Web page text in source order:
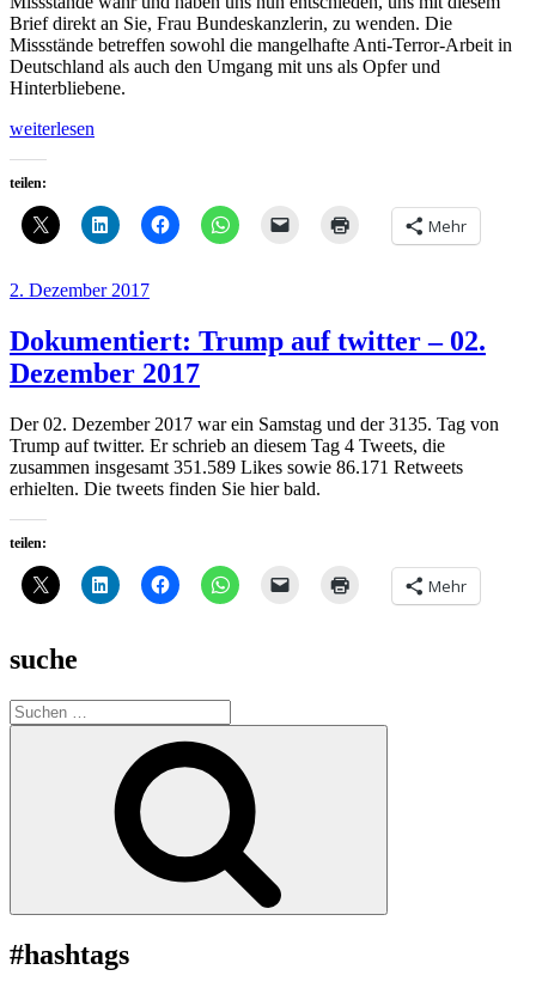
Brief direkt an Sie, Frau Bundeskanzlerin, zu wenden. Die
Missstände betreffen sowohl die mangelhafte Anti-Terror-Arbeit in
Deutschland als auch den Umgang mit uns als Opfer und
Hinterbliebene.
„Offener
Opferfamilien
des
Breitscheidplatz-
Angela
weiterlesen
teilen:
Mehr
Veröffentlicht
2. Dezember 2017
Dokumentiert: Trump auf twitter – 02.
Dezember 2017
Der 02. Dezember 2017 war ein Samstag und der 3135. Tag von
Trump auf twitter. Er schrieb an diesem Tag 4 Tweets, die
zusammen insgesamt 351.589 Likes sowie 86.171 Retweets
erhielten. Die tweets finden Sie hier bald.
teilen:
Mehr
suche
Suche
nach:
#hashtags